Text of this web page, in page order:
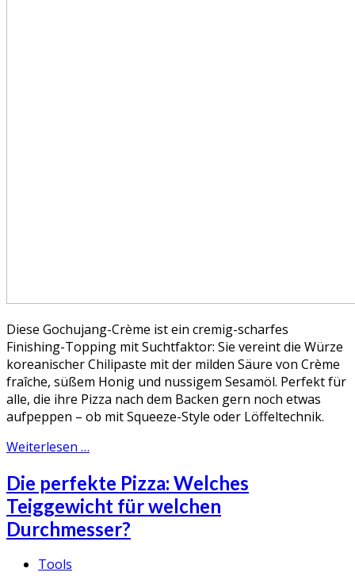
Diese Gochujang-Crème ist ein cremig-scharfes
Finishing-Topping mit Suchtfaktor: Sie vereint die Würze
koreanischer Chilipaste mit der milden Säure von Crème
fraîche, süßem Honig und nussigem Sesamöl. Perfekt für
alle, die ihre Pizza nach dem Backen gern noch etwas
aufpeppen – ob mit Squeeze-Style oder Löffeltechnik.
Weiterlesen …
Die perfekte Pizza: Welches
Teiggewicht für welchen
Durchmesser?
Tools